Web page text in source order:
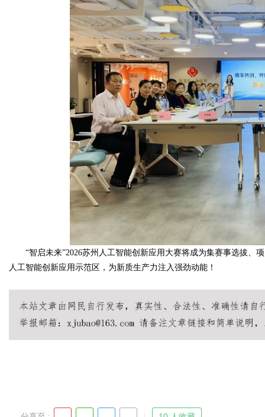
“智启未来”2026苏州人工智能创新应用大赛将成为集赛事选拔
人工智能创新应用示范区，为新质生产力注入强劲动能！